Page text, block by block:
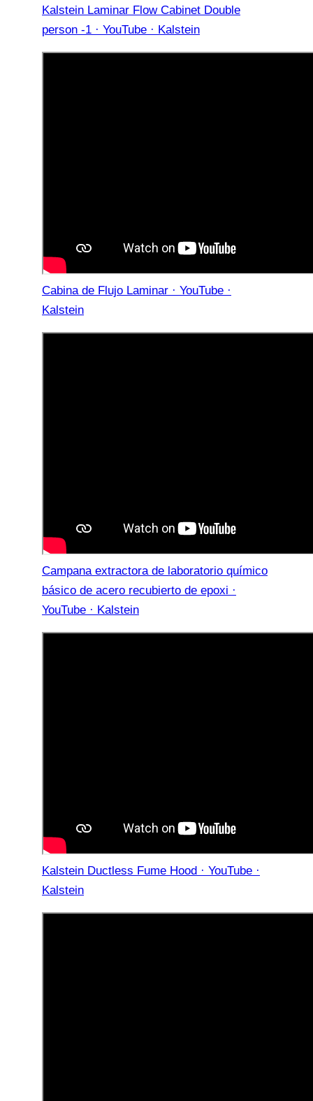
Kalstein Laminar Flow Cabinet Double
person -1 · YouTube · Kalstein
Cabina de Flujo Laminar · YouTube ·
Kalstein
Campana extractora de laboratorio químico
básico de acero recubierto de epoxi ·
YouTube · Kalstein
Kalstein Ductless Fume Hood · YouTube ·
Kalstein